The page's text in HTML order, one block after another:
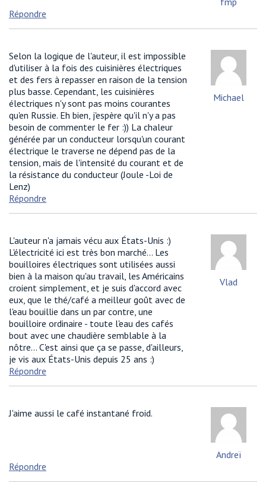
Répondre
Selon la logique de l'auteur, il est impossible
d'utiliser à la fois des cuisinières électriques
et des fers à repasser en raison de la tension
plus basse. Cependant, les cuisinières
électriques n'y sont pas moins courantes
qu'en Russie. Eh bien, j'espère qu'il n'y a pas
besoin de commenter le fer :)) La chaleur
générée par un conducteur lorsqu'un courant
électrique le traverse ne dépend pas de la
tension, mais de l'intensité du courant et de
la résistance du conducteur (Joule -Loi de
Lenz)
Michael
Répondre
L'auteur n'a jamais vécu aux États-Unis :)
L'électricité ici est très bon marché... Les
bouilloires électriques sont utilisées aussi
bien à la maison qu'au travail, les Américains
croient simplement, et je suis d'accord avec
eux, que le thé/café a meilleur goût avec de
l'eau bouillie dans un par contre, une
bouilloire ordinaire - toute l'eau des cafés
bout avec une chaudière semblable à la
nôtre... C'est ainsi que ça se passe, d'ailleurs,
je vis aux États-Unis depuis 25 ans :)
Vlad
Répondre
J'aime aussi le café instantané froid.
Andreï
Répondre